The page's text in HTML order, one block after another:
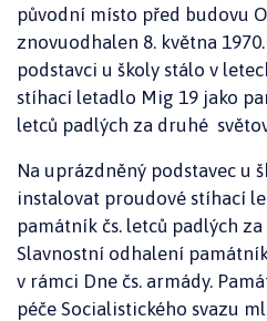
původní místo před budovu
znovuodhalen 8. května
podstavci u školy stálo v
stíhací letadlo Mig 19 jako
letců padlých za druhé
Na uprázdněný podstavec u
instalovat proudové stíhací
památník čs. letců padlých za
Slavnostní odhalení
v rámci Dne čs. armády.
péče Socialistického svazu